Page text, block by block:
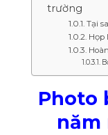
trường
Tại
Họp
Photo
năm